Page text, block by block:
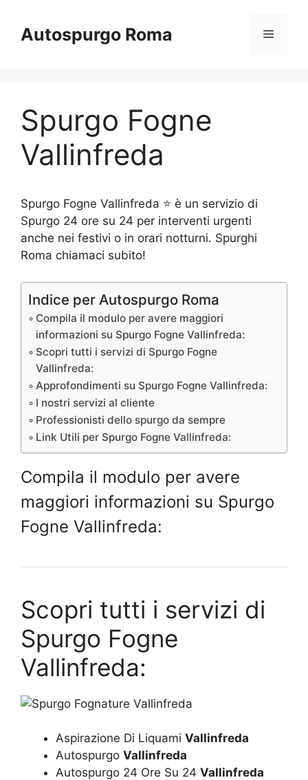
contenuto
Autospurgo Roma Menu
Spurgo Fogne
Vallinfreda
Spurgo Fogne Vallinfreda ⭐ è un servizio di
Spurgo 24 ore su 24 per interventi urgenti
anche nei festivi o in orari notturni. Spurghi
Roma chiamaci subito!
Indice per Autospurgo Roma
Compila il modulo per avere maggiori
informazioni su Spurgo Fogne Vallinfreda:
Scopri tutti i servizi di Spurgo Fogne
Vallinfreda:
Approfondimenti su Spurgo Fogne Vallinfreda:
I nostri servizi al cliente
Professionisti dello spurgo da sempre
Link Utili per Spurgo Fogne Vallinfreda:
Compila il modulo per avere
maggiori informazioni su Spurgo
Fogne Vallinfreda:
Scopri tutti i servizi di
Spurgo Fogne
Vallinfreda:
Aspirazione Di Liquami Vallinfreda
Autospurgo Vallinfreda
Autospurgo 24 Ore Su 24 Vallinfreda